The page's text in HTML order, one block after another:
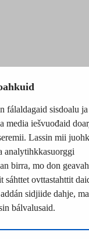
fálaldagaid sisdoalu ja
media iešvuođaid
Lassin mii
analytihkkasuorggi
birra, mo don
ovttastahttit
sidjiide dahje,
bálvalusaid.